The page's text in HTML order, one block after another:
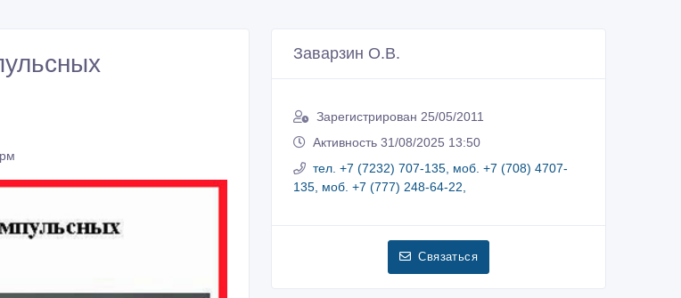
Заварзин О.В.
Зарегистрирован 25/05/2011
Активность 31/08/2025 13:50
тел. +7 (7232) 707-135, моб. +7 (708) 4707-
135, моб. +7 (777) 248-64-22,
Связаться